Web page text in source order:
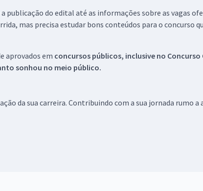
publicação do edital até as informações sobre as vagas
mas precisa estudar bons conteúdos para o concurso
aprovados em concursos públicos, inclusive no Concurso
sonhou no meio público.
da sua carreira. Contribuindo com a sua jornada rumo a